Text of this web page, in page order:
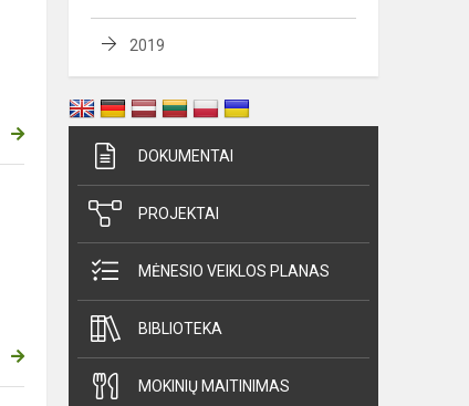
2019
DOKUMENTAI
PROJEKTAI
MĖNESIO VEIKLOS PLANAS
BIBLIOTEKA
MOKINIŲ MAITINIMAS